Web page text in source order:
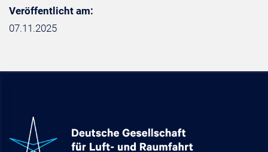
Veröffentlicht am:
07.11.2025